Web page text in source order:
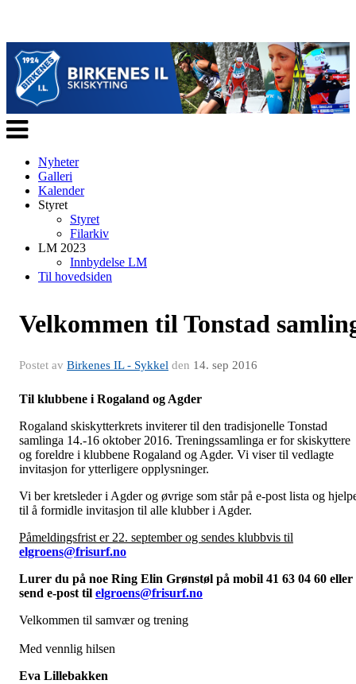
Veksle
navigasjon
Nyheter
Galleri
Kalender
Styret
Styret
Filarkiv
LM 2023
Innbydelse LM
Til hovedsiden
Velkommen til Tonstad
Postet av Birkenes IL - Sykkel den 14. sep 2016
Til klubbene i Rogaland og Agder
Rogaland skiskytterkrets inviterer til den tradisjonelle Tonstad
samlinga 14.-16 oktober 2016. Treningssamlinga er for skiskyttere
og foreldre i klubbene Rogaland og Agder. Vi viser til vedlagte
invitasjon for ytterligere opplysninger.
Vi ber kretsleder i Agder og øvrige som står på e-post lista og
til å formidle invitasjon til alle klubber i Agder.
Påmeldingsfrist er 22. september og sendes klubbvis til
elgroens@frisurf.no
Lurer du på noe Ring Elin Grønstøl på mobil 41 63 04 60 eller
send e-post til elgroens@frisurf.no
Velkommen til samvær og trening
Med vennlig hilsen
Eva Lillebakken